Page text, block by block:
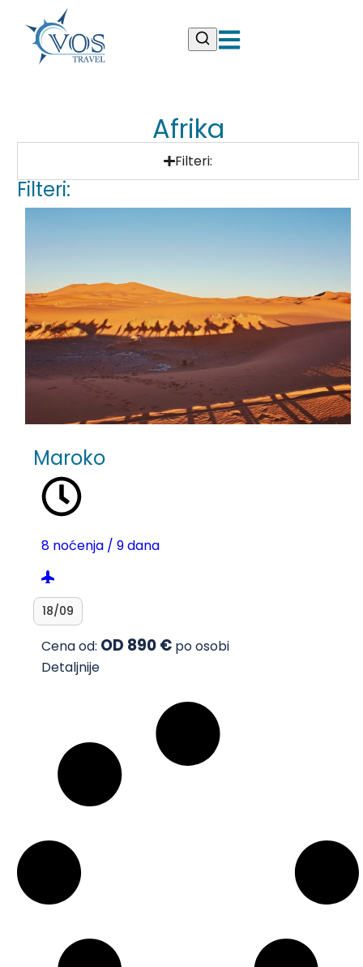
Afrika
Filteri:
Filteri:
Maroko
8 noćenja / 9 dana
18/09
Cena od: OD 890 € po osobi
Detaljnije